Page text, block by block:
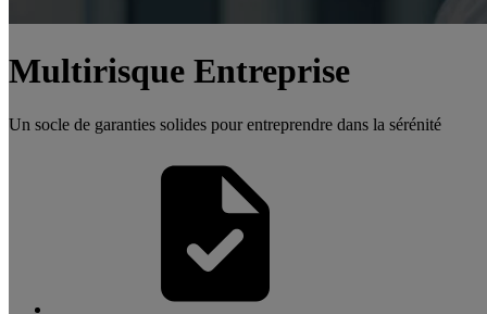
Multirisque Entreprise
Un socle de garanties solides pour entreprendre dans la sérénité